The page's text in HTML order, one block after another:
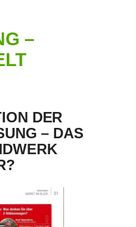
–
DER
– DAS